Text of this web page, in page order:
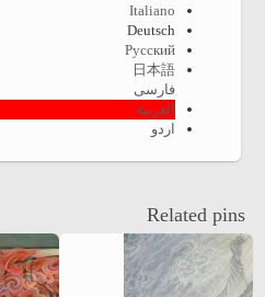
Italiano
Deutsch
Русский
日本語
فارسی
العربية
اردو
Related pins